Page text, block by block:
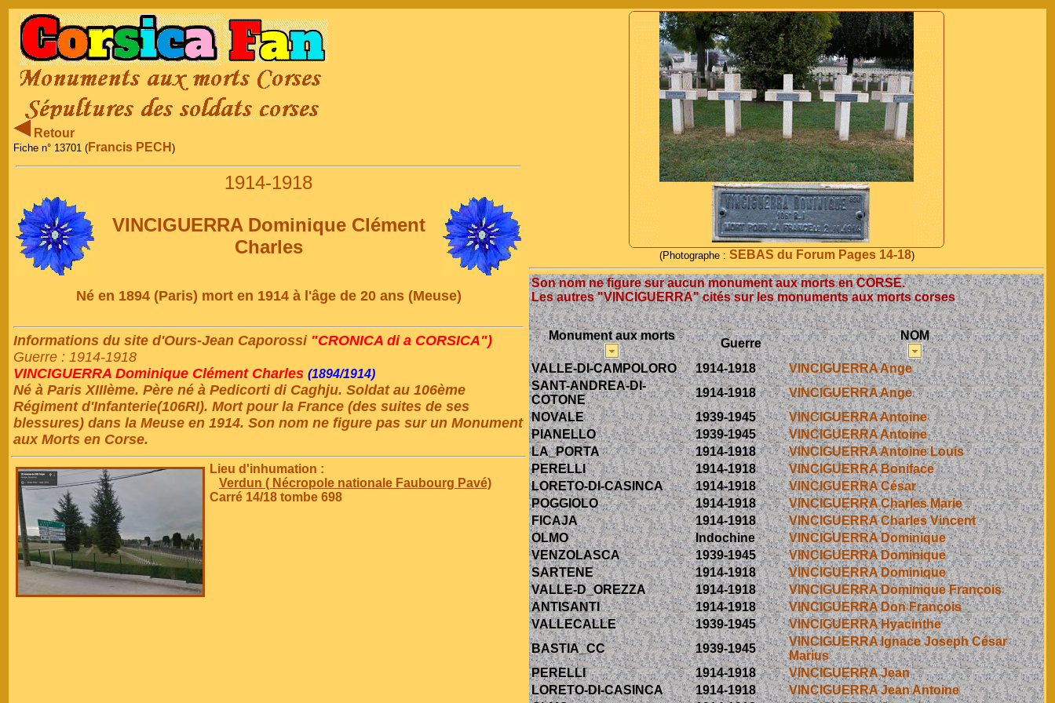
Retour
Fiche n° 13701 ( Francis PECH )
1914-1918
VINCIGUERRA Dominique Clément
Charles
Né en 1894 (Paris) mort en 1914 à l'âge de 20 ans (Meuse)
Informations du site d'Ours-Jean Caporossi "CRONICA di a CORSICA")
Guerre : 1914-1918
VINCIGUERRA Dominique Clément Charles (1894/1914)
Né à Paris XIIIème. Père né à Pedicorti di Caghju. Soldat au 106ème
Régiment d'Infanterie(106RI). Mort pour la France (des suites de ses
blessures) dans la Meuse en 1914. Son nom ne figure pas sur un Monument
aux Morts en Corse.
Lieu d'inhumation :
Verdun ( Nécropole nationale Faubourg Pavé)
Carré 14/18 tombe 698
(Photographe : SEBAS du Forum Pages 14-18)
Son nom ne figure sur aucun monument aux morts en CORSE.
Les autres "VINCIGUERRA" cités sur les monuments aux morts corses
Monument aux morts
Guerre
NOM
VALLE-DI-CAMPOLORO 1914-1918
VINCIGUERRA Ange
SANT-ANDREA-DI-
COTONE
1914-1918
VINCIGUERRA Ange
NOVALE
1939-1945
VINCIGUERRA Antoine
PIANELLO
1939-1945
VINCIGUERRA Antoine
LA_PORTA
1914-1918
VINCIGUERRA Antoine Louis
PERELLI
1914-1918
VINCIGUERRA Boniface
LORETO-DI-CASINCA
1914-1918
VINCIGUERRA César
POGGIOLO
1914-1918
VINCIGUERRA Charles Marie
FICAJA
1914-1918
VINCIGUERRA Charles Vincent
OLMO
Indochine
VINCIGUERRA Dominique
VENZOLASCA
1939-1945
VINCIGUERRA Dominique
SARTENE
1914-1918
VINCIGUERRA Dominique
VALLE-D_OREZZA
1914-1918
VINCIGUERRA Dominique François
ANTISANTI
1914-1918
VINCIGUERRA Don François
VALLECALLE
1939-1945
VINCIGUERRA Hyacinthe
BASTIA_CC
1939-1945
VINCIGUERRA Ignace Joseph César
Marius
PERELLI
1914-1918
VINCIGUERRA Jean
LORETO-DI-CASINCA
1914-1918
VINCIGUERRA Jean Antoine